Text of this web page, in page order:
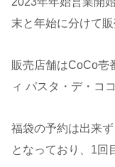
末と年始に分けて販
販売店舗はCoCo壱
ィ パスタ・デ・コ
福袋の予約は出来ず
となっており、1回